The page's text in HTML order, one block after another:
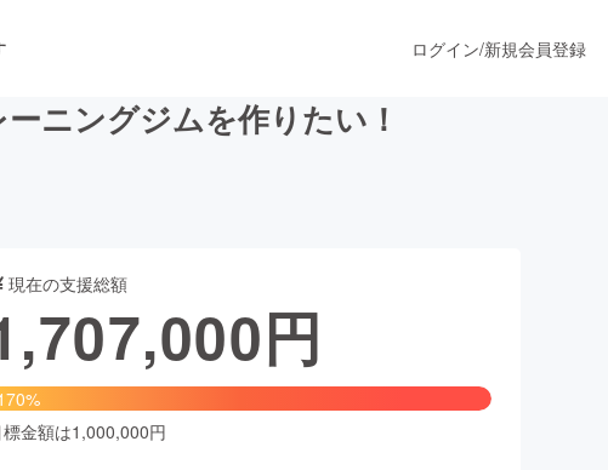
ンス
ファッション
ログイン/新規会員登録
ニングジムを作りたい！
現在の支援総額
円
標金額は1,000,000円